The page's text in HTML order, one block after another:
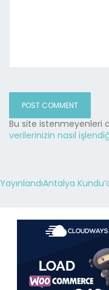
Bu site istenmeyenleri
verilerinizin nasıl
YayınlandıAntalya